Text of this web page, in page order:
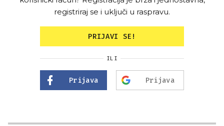
registriraj se i uključi u raspravu.
PRIJAVI SE!
ILI
Prijava Prijava